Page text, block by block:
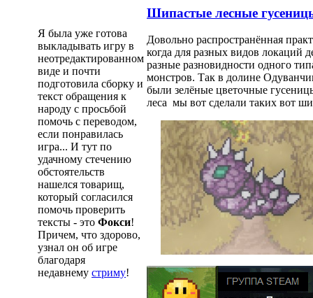
Я была уже готова
выкладывать игру в
неотредактированном
виде и почти
подготовила сборку и
текст обращения к
народу с просьбой
помочь с переводом,
если понравилась
игра... И тут по
удачному стечению
обстоятельств
нашелся товарищ,
который согласился
помочь проверить
тексты - это Фокси!
Причем, что здорово,
узнал он об игре
благодаря
недавнему стриму!
Шипастые лесные
Довольно распространённая
когда для разных видов локаций
разные разновидности одного
монстров. Так в долине
были зелёные цветочные
леса мы вот сделали таких вот